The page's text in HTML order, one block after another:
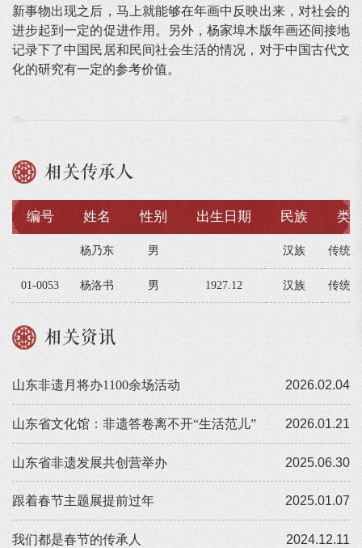
新事物出现之后，马上就能够在年画中反映出来，对社会的
进步起到一定的促进作用。另外，杨家埠木版年画还间接地
记录下了中国民居和民间社会生活的情况，对于中国古代文
化的研究有一定的参考价值。
相关传承人
编号 姓名 性别 出生日期 民族 类
杨乃东 男 汉族 传统
01-0053 杨洛书 男 1927.12 汉族 传统
相关资讯
2026.02.04
山东非遗月将办1100余场活动
2026.01.21
山东省文化馆：非遗答卷离不开“生活范儿”
2025.06.30
山东省非遗发展共创营举办
2025.01.07
跟着春节主题展提前过年
2024.12.11
我们都是春节的传承人